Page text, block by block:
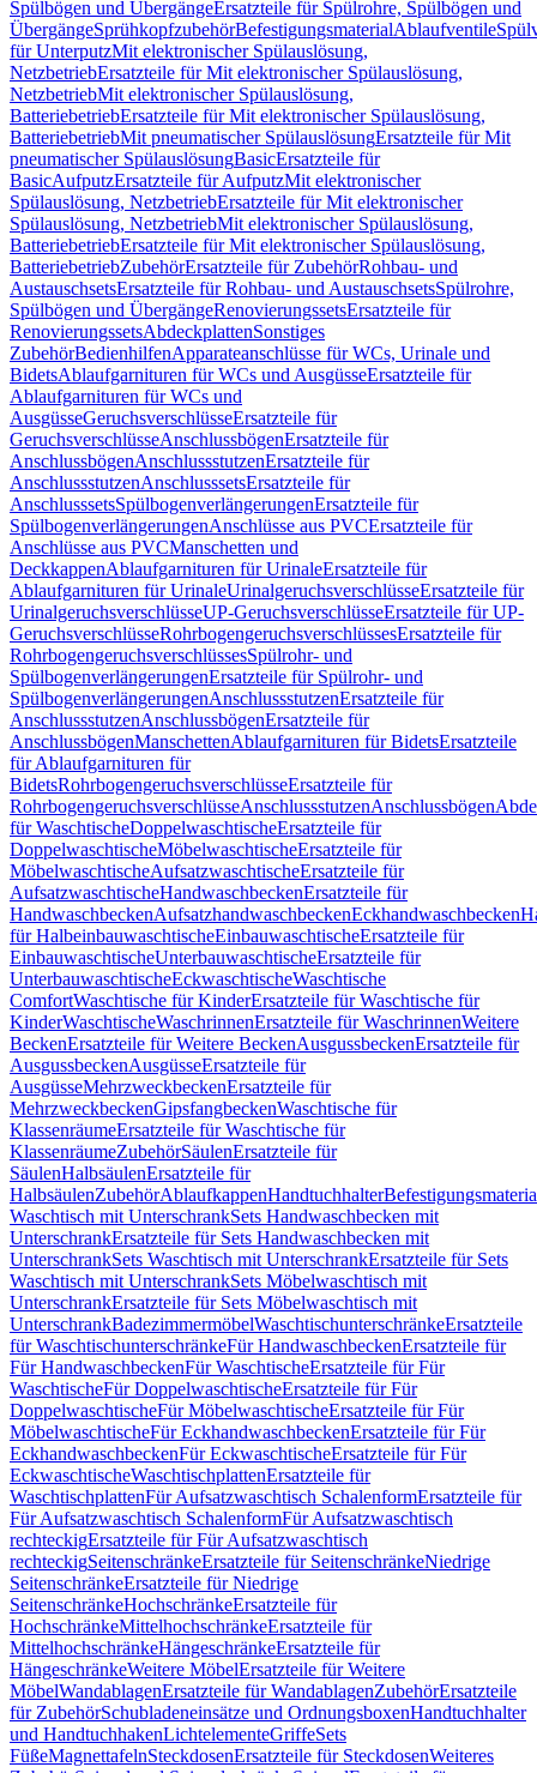
Spülbögen und ÜbergängeErsatzteile für Spülrohre, Spülbögen und
ÜbergängeSprühkopfzubehörBefestigungsmaterialAblaufventile
für UnterputzMit elektronischer Spülauslösung,
NetzbetriebErsatzteile für Mit elektronischer Spülauslösung,
NetzbetriebMit elektronischer Spülauslösung,
BatteriebetriebErsatzteile für Mit elektronischer Spülauslösung,
BatteriebetriebMit pneumatischer SpülauslösungErsatzteile für Mit
pneumatischer SpülauslösungBasicErsatzteile für
BasicAufputzErsatzteile für AufputzMit elektronischer
Spülauslösung, NetzbetriebErsatzteile für Mit elektronischer
Spülauslösung, NetzbetriebMit elektronischer Spülauslösung,
BatteriebetriebErsatzteile für Mit elektronischer Spülauslösung,
BatteriebetriebZubehörErsatzteile für ZubehörRohbau- und
AustauschsetsErsatzteile für Rohbau- und AustauschsetsSpülrohre,
Spülbögen und ÜbergängeRenovierungssetsErsatzteile für
RenovierungssetsAbdeckplattenSonstiges
ZubehörBedienhilfenApparateanschlüsse für WCs, Urinale und
BidetsAblaufgarnituren für WCs und AusgüsseErsatzteile für
Ablaufgarnituren für WCs und
AusgüsseGeruchsverschlüsseErsatzteile für
GeruchsverschlüsseAnschlussbögenErsatzteile für
AnschlussbögenAnschlussstutzenErsatzteile für
AnschlussstutzenAnschlusssetsErsatzteile für
AnschlusssetsSpülbogenverlängerungenErsatzteile für
SpülbogenverlängerungenAnschlüsse aus PVCErsatzteile für
Anschlüsse aus PVCManschetten und
DeckkappenAblaufgarnituren für UrinaleErsatzteile für
Ablaufgarnituren für UrinaleUrinalgeruchsverschlüsseErsatzteile für
UrinalgeruchsverschlüsseUP-GeruchsverschlüsseErsatzteile für UP-
GeruchsverschlüsseRohrbogengeruchsverschlüssesErsatzteile für
RohrbogengeruchsverschlüssesSpülrohr- und
SpülbogenverlängerungenErsatzteile für Spülrohr- und
SpülbogenverlängerungenAnschlussstutzenErsatzteile für
AnschlussstutzenAnschlussbögenErsatzteile für
AnschlussbögenManschettenAblaufgarnituren für BidetsErsatzteile
für Ablaufgarnituren für
BidetsRohrbogengeruchsverschlüsseErsatzteile für
RohrbogengeruchsverschlüsseAnschlussstutzenAnschlussbögen
für WaschtischeDoppelwaschtischeErsatzteile für
DoppelwaschtischeMöbelwaschtischeErsatzteile für
MöbelwaschtischeAufsatzwaschtischeErsatzteile für
AufsatzwaschtischeHandwaschbeckenErsatzteile für
HandwaschbeckenAufsatzhandwaschbeckenEckhandwaschbecken
für HalbeinbauwaschtischeEinbauwaschtischeErsatzteile für
EinbauwaschtischeUnterbauwaschtischeErsatzteile für
UnterbauwaschtischeEckwaschtischeWaschtische
ComfortWaschtische für KinderErsatzteile für Waschtische für
KinderWaschtischeWaschrinnenErsatzteile für WaschrinnenWeitere
BeckenErsatzteile für Weitere BeckenAusgussbeckenErsatzteile für
AusgussbeckenAusgüsseErsatzteile für
AusgüsseMehrzweckbeckenErsatzteile für
MehrzweckbeckenGipsfangbeckenWaschtische für
KlassenräumeErsatzteile für Waschtische für
KlassenräumeZubehörSäulenErsatzteile für
SäulenHalbsäulenErsatzteile für
HalbsäulenZubehörAblaufkappenHandtuchhalter
Waschtisch mit UnterschrankSets Handwaschbecken mit
UnterschrankErsatzteile für Sets Handwaschbecken mit
UnterschrankSets Waschtisch mit UnterschrankErsatzteile für Sets
Waschtisch mit UnterschrankSets Möbelwaschtisch mit
UnterschrankErsatzteile für Sets Möbelwaschtisch mit
UnterschrankBadezimmermöbelWaschtischunterschränkeErsatzteile
für WaschtischunterschränkeFür HandwaschbeckenErsatzteile für
Für HandwaschbeckenFür WaschtischeErsatzteile für Für
WaschtischeFür DoppelwaschtischeErsatzteile für Für
DoppelwaschtischeFür MöbelwaschtischeErsatzteile für Für
MöbelwaschtischeFür EckhandwaschbeckenErsatzteile für Für
EckhandwaschbeckenFür EckwaschtischeErsatzteile für Für
EckwaschtischeWaschtischplattenErsatzteile für
WaschtischplattenFür Aufsatzwaschtisch SchalenformErsatzteile für
Für Aufsatzwaschtisch SchalenformFür Aufsatzwaschtisch
rechteckigErsatzteile für Für Aufsatzwaschtisch
rechteckigSeitenschränkeErsatzteile für SeitenschränkeNiedrige
SeitenschränkeErsatzteile für Niedrige
SeitenschränkeHochschränkeErsatzteile für
HochschränkeMittelhochschränkeErsatzteile für
MittelhochschränkeHängeschränkeErsatzteile für
HängeschränkeWeitere MöbelErsatzteile für Weitere
MöbelWandablagenErsatzteile für WandablagenZubehörErsatzteile
für ZubehörSchubladeneinsätze und OrdnungsboxenHandtuchhalter
und HandtuchhakenLichtelementeGriffeSets
FüßeMagnettafelnSteckdosenErsatzteile für SteckdosenWeiteres